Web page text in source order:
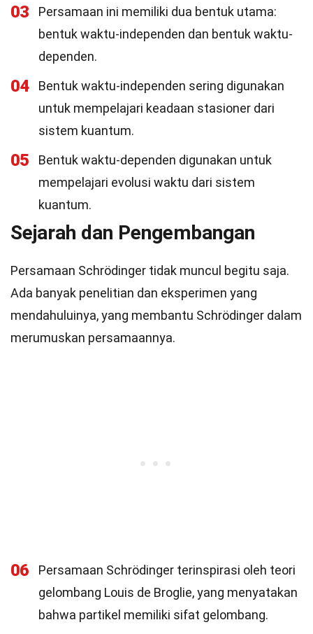
03
Persamaan ini memiliki dua bentuk utama:
bentuk waktu-independen dan bentuk waktu-
dependen.
04
Bentuk waktu-independen sering digunakan
untuk mempelajari keadaan stasioner dari
sistem kuantum.
05
Bentuk waktu-dependen digunakan untuk
mempelajari evolusi waktu dari sistem
kuantum.
Sejarah dan Pengembangan
Persamaan Schrödinger tidak muncul begitu saja.
Ada banyak penelitian dan eksperimen yang
mendahuluinya, yang membantu Schrödinger dalam
merumuskan persamaannya.
06
Persamaan Schrödinger terinspirasi oleh teori
gelombang Louis de Broglie, yang menyatakan
bahwa partikel memiliki sifat gelombang.